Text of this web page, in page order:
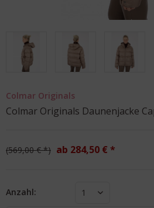
Colmar Originals
Colmar Originals Daunenjacke
569,00 € * ab 284,50 € *
Anzahl: 1